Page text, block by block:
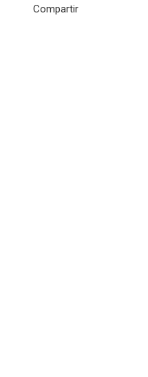
Facebook
Twitter
LinkedIn
Pinterest
Stumbleupon
Email
Compartir